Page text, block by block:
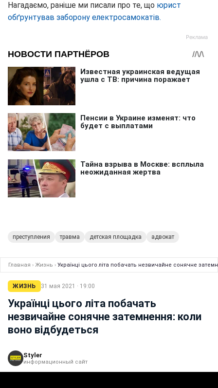
Нагадаємо, раніше ми писали про те, що юрист
обґрунтував заборону електросамокатів.
преступления травма детская площадка адвокат
Главная › Жизнь › Українці цього літа побачать незвичайне сонячне
ЖИЗНЬ 31 мая 2021 · 19:00
Українці цього літа побачать
незвичайне сонячне затемнення: коли
воно відбудеться
Styler
информационный сайт